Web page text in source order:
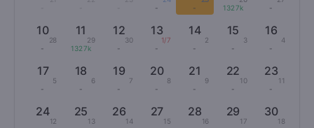
-
-
1327k
-
10
28
-
11
29
1327k
12
30
-
13
1/7
-
14
2
-
15
3
-
16
4
-
17
5
-
18
6
-
19
7
-
20
8
-
21
9
-
22
10
-
23
11
-
24
12
25
13
26
14
27
15
28
16
29
17
30
18